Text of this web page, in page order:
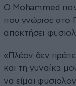
Ο Mohammed
που γνώρισε στο
αποκτήσει
«Πλέον δεν
και τη γυναίκα
να είμαι